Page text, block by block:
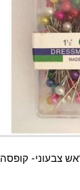
צבעוני- קופסה